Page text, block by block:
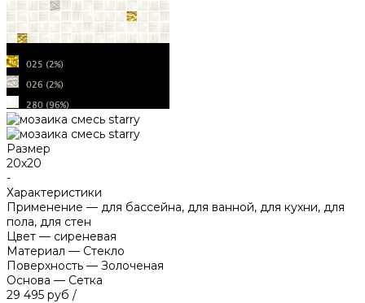
Размер
20х20
-
Характеристики
Применение — для бассейна, для ванной, для кухни, для
пола, для стен
Цвет — сиреневая
Материал — Стекло
Поверхность — Золоченая
Основа — Сетка
29 495 руб /